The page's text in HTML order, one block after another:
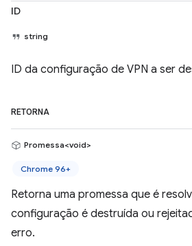
ID
string
ID da configuração de VPN a ser
RETORNA
Promessa<void>
Chrome 96+
Retorna uma promessa que é
configuração é destruída ou
erro.